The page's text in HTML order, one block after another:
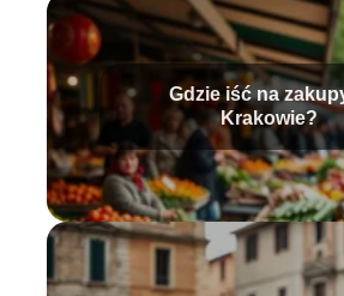
Gdzie iść na
Krakowie?